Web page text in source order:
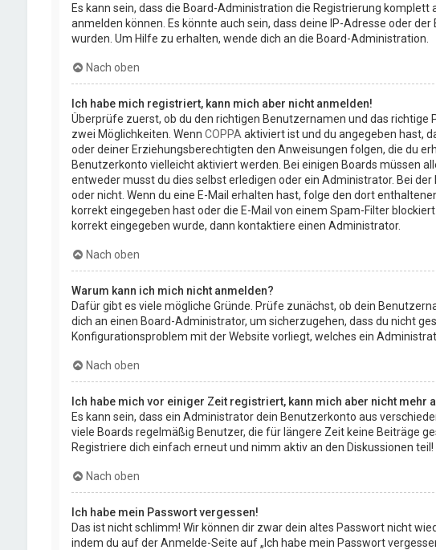
Es kann sein, dass die Board-Administration die Registrierung
anmelden können. Es könnte auch sein, dass deine IP-Adresse oder
wurden. Um Hilfe zu erhalten, wende dich an die Board-Administration.
Nach oben
Ich habe mich registriert, kann mich aber nicht anmelden!
Überprüfe zuerst, ob du den richtigen Benutzernamen und das richtige
zwei Möglichkeiten. Wenn COPPA aktiviert ist und du angegeben hast,
oder deiner Erziehungsberechtigten den Anweisungen folgen, die du
Benutzerkonto vielleicht aktiviert werden. Bei einigen Boards müssen
entweder musst du dies selbst erledigen oder ein Administrator. Bei
oder nicht. Wenn du eine E-Mail erhalten hast, folge den dort
korrekt eingegeben hast oder die E-Mail von einem Spam-Filter
korrekt eingegeben wurde, dann kontaktiere einen Administrator.
Nach oben
Warum kann ich mich nicht anmelden?
Dafür gibt es viele mögliche Gründe. Prüfe zunächst, ob dein
dich an einen Board-Administrator, um sicherzugehen, dass du nicht
Konfigurationsproblem mit der Website vorliegt, welches ein
Nach oben
Ich habe mich vor einiger Zeit registriert, kann mich aber nicht mehr
Es kann sein, dass ein Administrator dein Benutzerkonto aus
viele Boards regelmäßig Benutzer, die für längere Zeit keine Beiträge
Registriere dich einfach erneut und nimm aktiv an den Diskussionen teil!
Nach oben
Ich habe mein Passwort vergessen!
Das ist nicht schlimm! Wir können dir zwar dein altes Passwort nicht
indem du auf der Anmelde-Seite auf „Ich habe mein Passwort